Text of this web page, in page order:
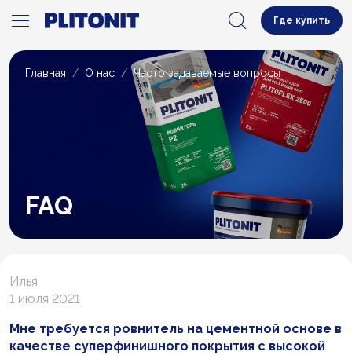
Где купить
Главная О нас Часто задаваемые вопросы
FAQ
Илья
1 июля 2021
Мне требуется ровнитель на цементной основе в
качестве суперфинишного покрытия с высокой